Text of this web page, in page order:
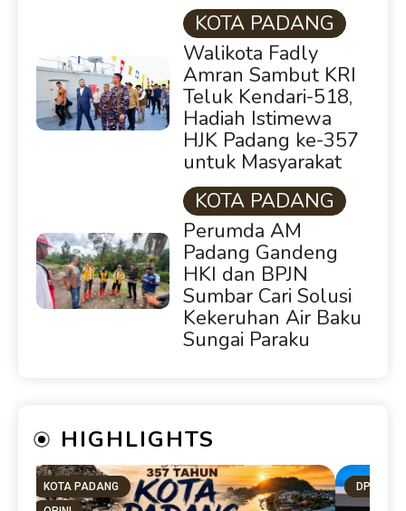
KOTA PADANG
Walikota Fadly
Amran Sambut KRI
Teluk Kendari-518,
Hadiah Istimewa
HJK Padang ke-357
untuk Masyarakat
KOTA PADANG
Perumda AM
Padang Gandeng
HKI dan BPJN
Sumbar Cari Solusi
Kekeruhan Air Baku
Sungai Paraku
HIGHLIGHTS
KOTA PADANG
DPRD